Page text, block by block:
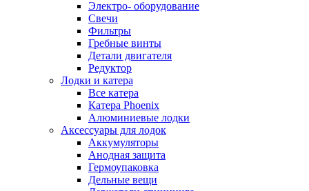
Электро- оборудование
Свечи
Фильтры
Гребные винты
Детали двигателя
Редуктор
Лодки и катера
Все катера
Катера Phoenix
Алюминиевые лодки
Аксессуары для лодок
Аккумуляторы
Анодная защита
Гермоупаковка
Дельные вещи